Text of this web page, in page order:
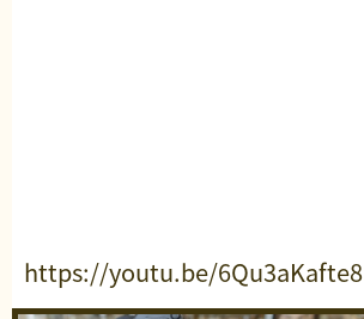
https://youtu.be/6Qu3aKafte8